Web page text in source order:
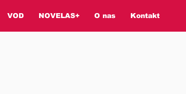
VOD NOVELAS+ O nas Kontakt